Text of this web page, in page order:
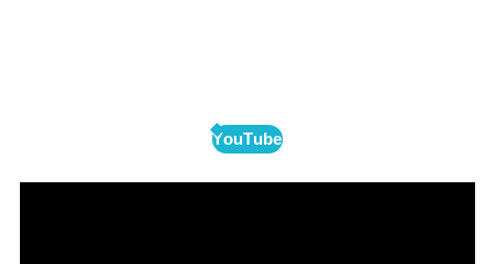
YouTube